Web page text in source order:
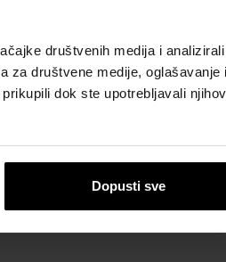
društvenih medija i analizirali
za društvene medije, oglašavanje
dok ste upotrebljavali
Dopusti sve
O BRENDU
www.montaleparfums.com